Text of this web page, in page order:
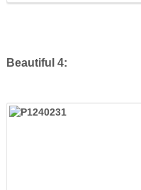
Beautiful 4: